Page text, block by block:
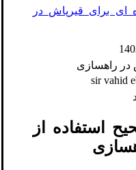
مشاوره ای برای قیرپاش در
در راهسازی
sir vahid
استفاده از